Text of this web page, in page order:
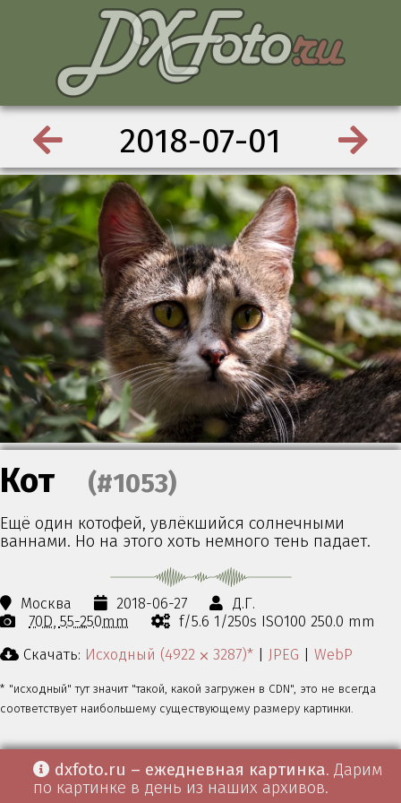
2018-07-01
Кот (#1053)
Ещё один котофей, увлёкшийся солнечными
ваннами. Но на этого хоть немного тень падает.
Москва 2018-06-27
Д.Г.
70D 55-250mm
f/5.6 1/250s ISO100 250.0 mm
Скачать: Исходный (4922 ⨉ 3287)* | JPEG | WebP
* "исходный" тут значит "такой, какой загружен в CDN", это не всегда
соответствует наибольшему существующему размеру картинки.
dxfoto.ru – ежедневная картинка. Дарим
по картинке в день из наших архивов.